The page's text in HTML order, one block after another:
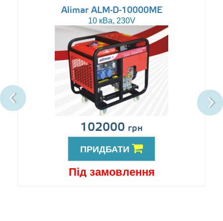
Alimar ALM-D-10000ME
10 кВа, 230V
102000 грн
ПРИДБАТИ
Під замовлення